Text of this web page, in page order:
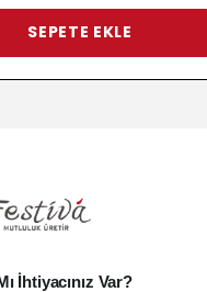
SEPETE EKLE
İhtiyacınız Var?